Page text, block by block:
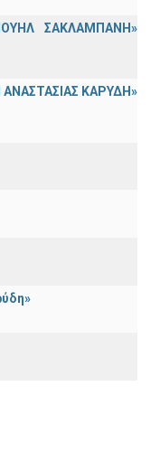
ΣΑΚΛΑΜΠΑΝΗ»
ΚΑΡΥΔΗ»